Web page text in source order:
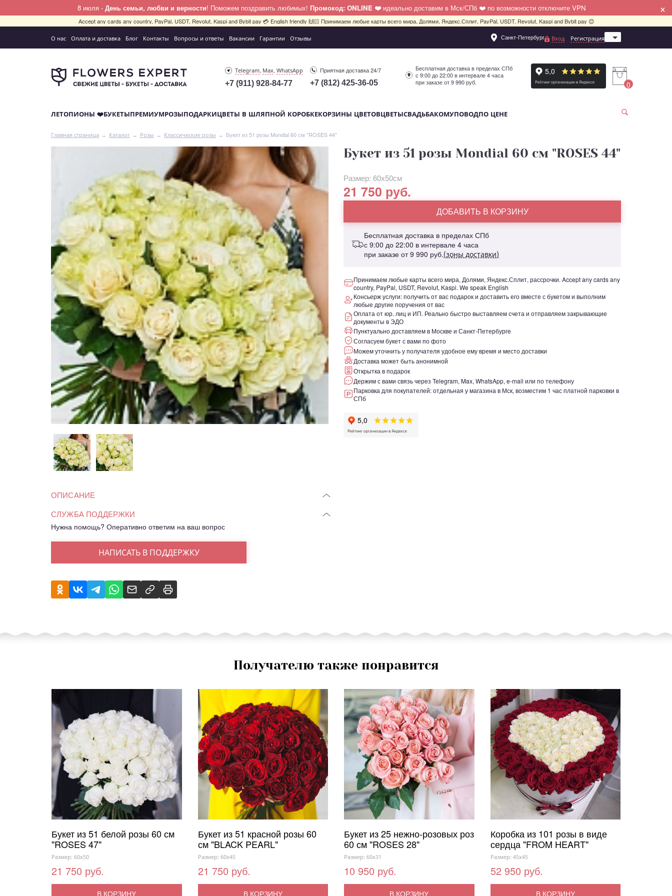
8 июля - День семьи, любви и верности! Поможем поздравить любимых! Промокод: ONLINE ❤️ идеально доставим в Мск/СПб ❤️ по возможности отключите VPN ×
Accept any cards any country, PayPal, USDT, Revolut, Kaspi and Bybit pay 💳 English friendly 🙌🏻 Принимаем любые карты всего мира, Долями, Яндекс.Сплит, PayPal, USDT, Revolut, Kaspi and Bybit pay 😊
О нас Оплата и доставка Блог Контакты Вопросы и ответы Вакансии Гарантии Отзывы Санкт-Петербург
Москва
Вход Регистрация
Telegram, Max,WhatsApp
+7 (911) 928-84-77
Приятная доставка 24/7
+7 (812) 425-36-05
Бесплатная доставка в пределах СПб
с 9:00 до 22:00 в интервале 4 часа
при заказе от 9 990 руб.
0
ЛЕТОПИОНЫ ❤️БУКЕТЫПРЕМИУМРОЗЫПОДАРКИЦВЕТЫ В ШЛЯПНОЙ КОРОБКЕКОРЗИНЫ ЦВЕТОВЦВЕТЫСВАДЬБАКОМУПОВОДПО ЦЕНЕ
Главная страница Каталог Розы Классические розы Букет из 51 розы Mondial 60 см "ROSES 44"
Букет из 51 розы Mondial 60 см "ROSES 44"
Размер: 60х50см
21 750 руб.
ДОБАВИТЬ В КОРЗИНУ
Бесплатная доставка в пределах СПб
с 9:00 до 22:00 в интервале 4 часа
при заказе от9 990 руб.(зоны доставки)
Принимаем любые карты всего мира, Долями, Яндекс.Сплит, рассрочки. Accept any cards any
country, PayPal, USDT, Revolut, Kaspi. We speak English
Консьерж услуги: получить от вас подарок и доставить его вместе с букетом и выполним
любые другие поручения от вас
Оплата от юр. лиц и ИП. Реально быстро выставляем счета и отправляем закрывающие
документы в ЭДО
Пунктуально доставляем в Москве и Санкт-Петербурге
Согласуем букет с вами по фото
Можем уточнить у получателя удобное ему время и место доставки
Доставка может быть анонимной
Открытка в подарок
Держим с вами связь через Telegram, Max, WhatsApp, e-mail или по телефону
Парковка для покупателей: отдельная у магазина в Мск, возместим 1 час платной парковки в
СПб
ОПИСАНИЕ
СЛУЖБА ПОДДЕРЖКИ
Нужна помощь? Оперативно ответим на ваш вопрос
НАПИСАТЬ В ПОДДЕРЖКУ
Получателю также понравится
Букет из 51 белой розы 60 см
"ROSES 47"
Размер: 60x50
21 750 руб.
В КОРЗИНУ
Букет из 51 красной розы 60
см "BLACK PEARL"
Размер: 60x45
21 750 руб.
В КОРЗИНУ
Букет из 25 нежно-розовых роз
60 см "ROSES 28"
Размер: 60x31
10 950 руб.
В КОРЗИНУ
Коробка из 101 розы в виде
сердца "FROM HEART"
Размер: 45x45
52 950 руб.
В КОРЗИНУ